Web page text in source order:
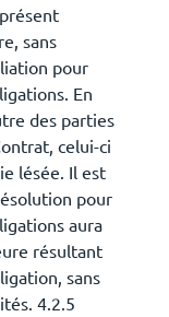
sans
pour
En
des parties
celui-ci
lésée. Il est
pour
aura
résultant
sans
4.2.5